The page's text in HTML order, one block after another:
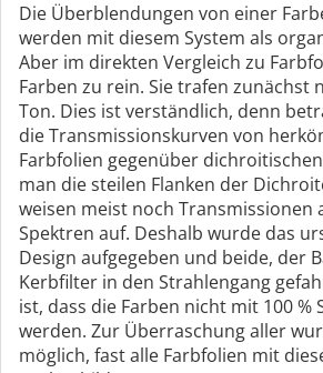
Die Überblendungen von einer
werden mit diesem System als
Aber im direkten Vergleich zu
Farben zu rein. Sie trafen zunächst
Ton. Dies ist verständlich, denn
die Transmissionskurven von
Farbfolien gegenüber
man die steilen Flanken der
weisen meist noch Transmissionen
Spektren auf. Deshalb wurde das
Design aufgegeben und beide, der
Kerbfilter in den Strahlengang
ist, dass die Farben nicht mit 100 %
werden. Zur Überraschung aller
möglich, fast alle Farbfolien mit